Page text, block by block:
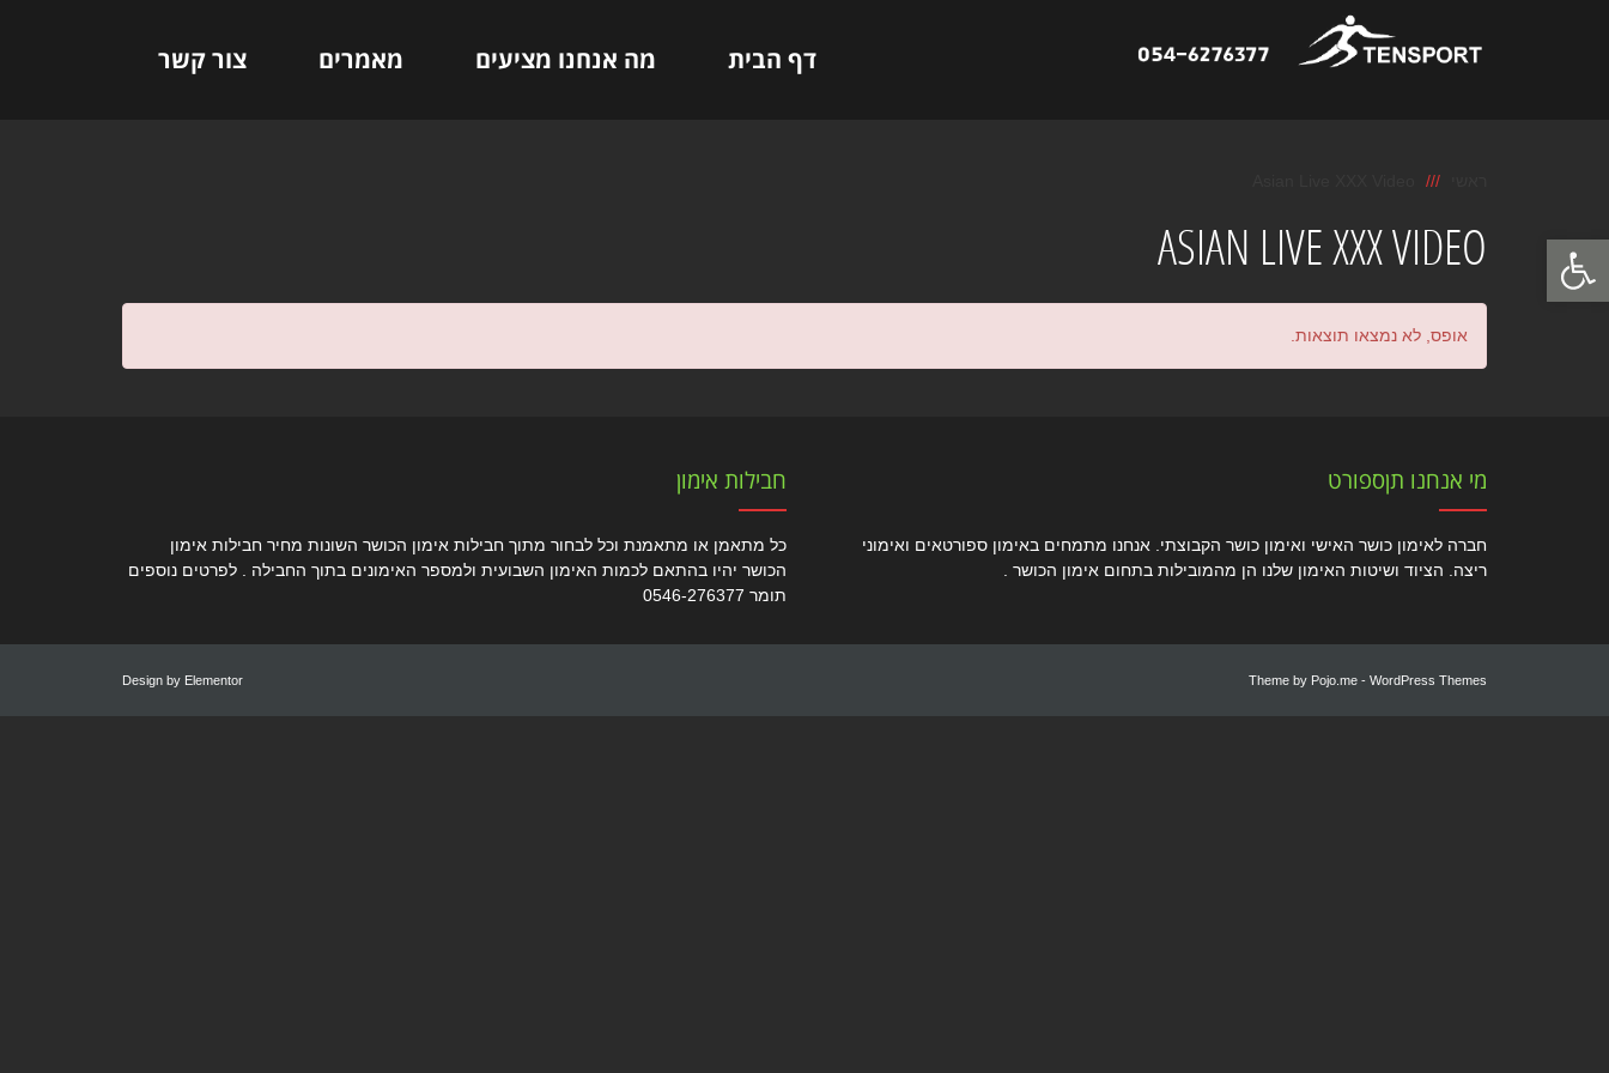
פתח סרגל נגישות
דף הבית מה אנחנו מציעים מאמרים צור קשר
ASIAN LIVE XXX VIDEO
אופס, לא נמצאו תוצאות.
מי אנחנו תןספורט
חברה לאימון כושר האישי ואימון כושר הקבוצתי. אנחנו מתמחים באימון ספורטאים ואימוני
ריצה. הציוד ושיטות האימון שלנו הן מהמובילות בתחום אימון הכושר .
חבילות אימון
כל מתאמן או מתאמנת וכל לבחור מתוך חבילות אימון הכושר השונות מחיר חבילות אימון
הכושר יהיו בהתאם לכמות האימון השבועית ולמספר האימונים בתוך החבילה . לפרטים נוספים
תומר 0546-276377
Theme by Pojo.me - WordPress Themes
Design by Elementor